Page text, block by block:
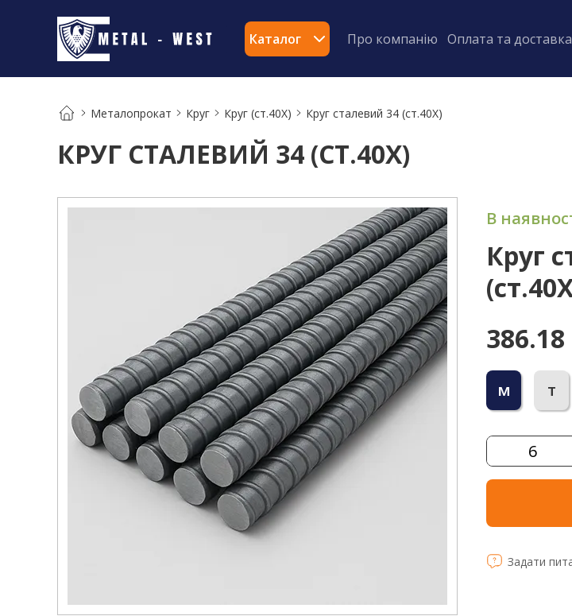
Каталог Про компанію Оплата та доставка
Металопрокат Круг Круг (ст.40Х) Круг сталевий 34 (ст.40Х)
КРУГ СТАЛЕВИЙ 34 (СТ.40Х)
В
Круг
386.18
м т
Задати